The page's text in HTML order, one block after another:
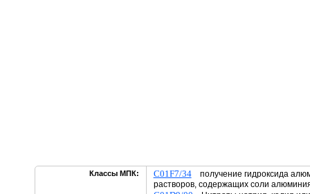
Классы МПК: C01F7/34получение гидроксида
растворов, содержащих соли